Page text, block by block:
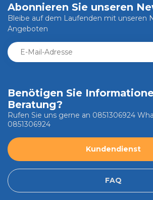
Benötigen Sie
Beratung?
Rufen Sie uns gerne an 0851306924
0851306924
Kundendienst
FAQ
Abonnieren Sie unseren
Bleibe auf dem Laufenden mit unseren
Angeboten